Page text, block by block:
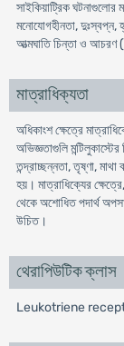
সাইকিয়াট্রিক ঘটনাগুলোর
মনোযোগহীনতা, দুঃস্বপ্ন,
আত্মঘাতি চিন্তা ও আচরণ
মাত্রাধিক্যতা
অধিকাংশ ক্ষেত্রে
অভিজ্ঞতাগুলি
তন্দ্রাচ্ছন্নতা, তৃষ্ণা,
হয়। মাত্রাধিক্যের
থেকে অশোধিত পদার্থ
উচিত।
থেরাপিউটিক ক্লাস
Leukotriene